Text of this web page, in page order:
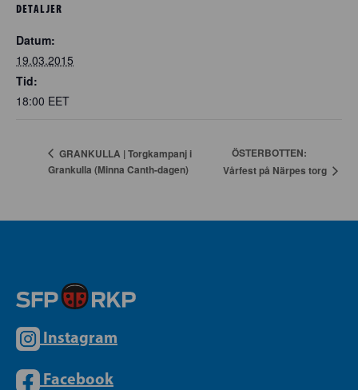
DETALJER
Datum:
19.03.2015
Tid:
18:00 EET
GRANKULLA | Torgkampanj i
Grankulla (Minna Canth-dagen)
ÖSTERBOTTEN:
Vårfest på Närpes torg
Instagram
Facebook